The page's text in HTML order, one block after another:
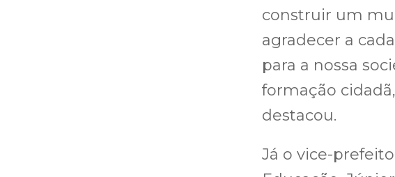
construir um
agradecer a
para a nossa
formação
destacou.
Já o vice-